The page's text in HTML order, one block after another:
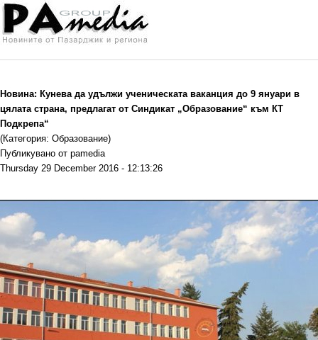
Новина: Кунева да удължи ученическата ваканция до 9 януари в
цялата страна, предлагат от Синдикат „Образование“ към КТ
Подкрепа“
(Категория: Образование)
Публикувано от pamedia
Thursday 29 December 2016 - 12:13:26